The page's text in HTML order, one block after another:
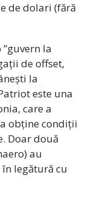
de dolari (fără
la
de offset,
la
este una
care a
obține condiții
Doar două
au
legătură cu